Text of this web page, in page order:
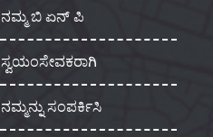
ನಮ್ಮ ಬಿ ಏನ್ ಪಿ
ಸ್ವಯಂಸೇವಕರಾಗಿ
ನಮ್ಮನ್ನು ಸಂಪರ್ಕಿಸಿ